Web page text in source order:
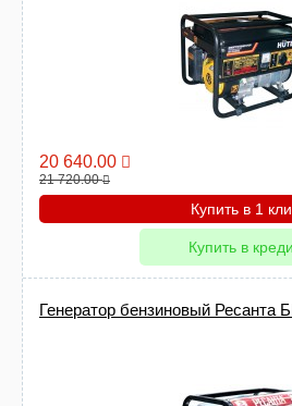
20 640.00
21 720.00
Купить в 1
Купить в
Генератор бензиновый Ресанта